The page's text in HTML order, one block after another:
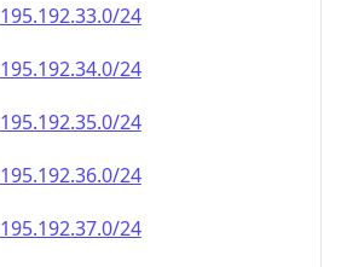
195.192.33.0/24
195.192.34.0/24
195.192.35.0/24
195.192.36.0/24
195.192.37.0/24